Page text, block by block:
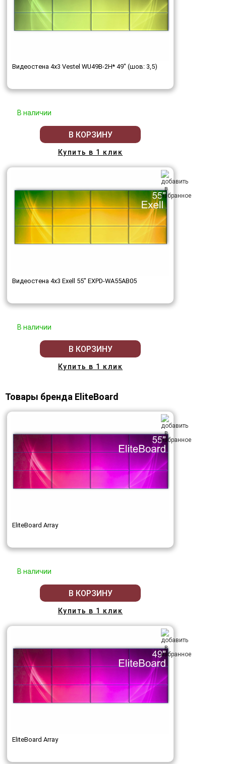
Видеостена 4x3 Vestel WU49B-2H* 49" (шов: 3,5)
В наличии
В КОРЗИНУ
Купить в 1 клик
Видеостена 4x3 Exell 55" EXPD-WA55AB05
В наличии
В КОРЗИНУ
Купить в 1 клик
Товары бренда EliteBoard
EliteBoard Array
В наличии
В КОРЗИНУ
Купить в 1 клик
EliteBoard Array